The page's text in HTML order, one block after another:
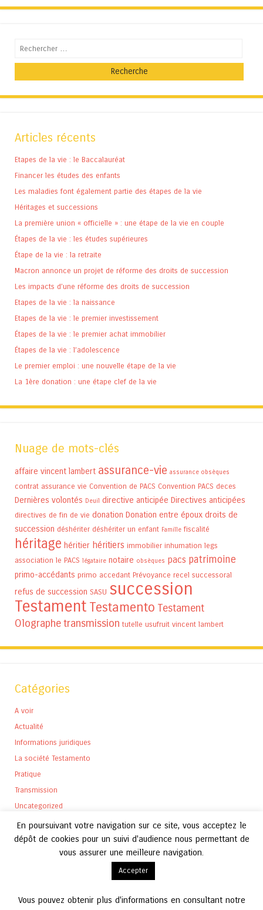
Recherche
Articles récents
Etapes de la vie : le Baccalauréat
Financer les études des enfants
Les maladies font également partie des étapes de la vie
Héritages et successions
La première union « officielle » : une étape de la vie en couple
Étapes de la vie : les études supérieures
Étape de la vie : la retraite
Macron annonce un projet de réforme des droits de succession
Les impacts d’une réforme des droits de succession
Etapes de la vie : la naissance
Etapes de la vie : le premier investissement
Étapes de la vie : le premier achat immobilier
Étapes de la vie : l’adolescence
Le premier emploi : une nouvelle étape de la vie
La 1ère donation : une étape clef de la vie
Nuage de mots-clés
affaire vincent lambert assurance-vie assurance obsèques
contrat assurance vie Convention de PACS Convention PACS deces
Dernières volontés Deuil directive anticipée Directives anticipées
directives de fin de vie donation Donation entre époux droits de
succession déshériter déshériter un enfant Famille fiscalité
héritage héritier héritiers immobilier inhumation legs
association le PACS légataire notaire obsèques pacs patrimoine
primo-accédants primo accedant Prévoyance recel successoral
refus de succession SASU succession
Testament Testamento Testament
Olographetransmission tutelle usufruit vincent lambert
Catégories
A voir
Actualité
Informations juridiques
La société Testamento
Pratique
Transmission
Uncategorized
En poursuivant votre navigation sur ce site, vous acceptez le
dépôt de cookies pour un suivi d'audience nous permettant de
vous assurer une meilleure navigation.
Accepter
Vous pouvez obtenir plus d'informations en consultant notre